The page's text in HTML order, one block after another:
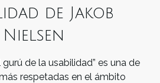
de Jakob
Nielsen
gurú de la usabilidad” es una de
respetadas en el ámbito